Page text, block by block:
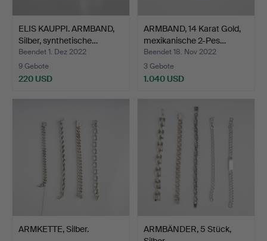
ELIS KAUPPI. ARMBAND,
Silber, synthetische…
Beendet 1. Dez 2022
9 Gebote
220 USD
ARMBAND, 14 Karat Gold,
mexikanische 2-Pes…
Beendet 18. Nov 2022
3 Gebote
1.040 USD
ARMKETTE, Silber.
ARMBÄNDER, 5 Stück,